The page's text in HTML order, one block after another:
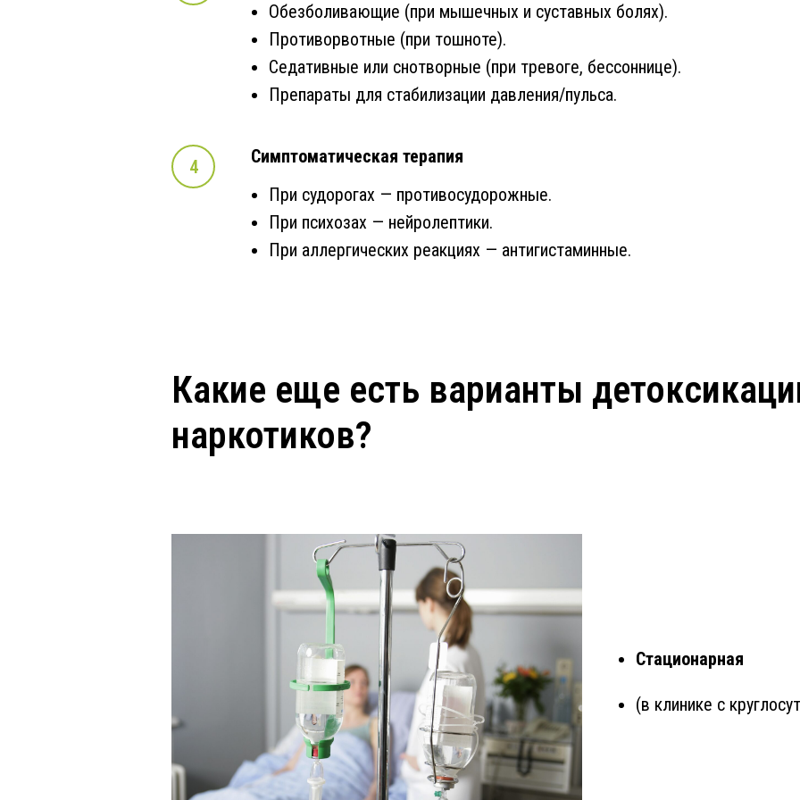
Обезболивающие (при мышечных и суставных болях).
Противорвотные (при тошноте).
Седативные или снотворные (при тревоге, бессоннице).
Препараты для стабилизации давления/пульса.
Симптоматическая терапия
При судорогах — противосудорожные.
При психозах — нейролептики.
При аллергических реакциях — антигистаминные.
Какие еще есть варианты
наркотиков?
Стационарная
(в клинике с